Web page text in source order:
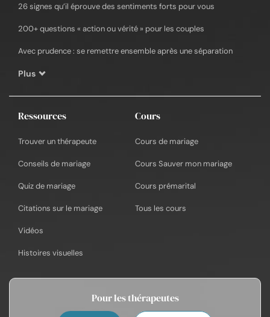
26 signes qu’il éprouve des sentiments forts pour vous
200+ questions « action ou vérité » pour les couples
Avec prudence : se remettre ensemble après une séparation
Plus
Ressources
Trouver un thérapeute
Conseils de mariage
Quiz de mariage
Citations sur le mariage
Vidéos
Histoires visuelles
Cours
Cours de mariage
Cours Sauver mon mariage
Cours prémarital
Tous les cours
Pour les thérapeutes